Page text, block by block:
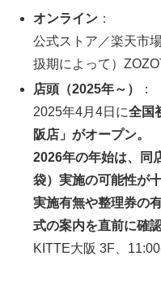
オンライン ：
公式ストア／楽天市
扱期によって）
店頭（2025年～）
：
2025年4月4日に全国
阪店」がオープン。
2026年の年始は、同
袋）実施の可能性が
実施有無や整理券の
式の案内を直前に確
KITTE大阪 3F、